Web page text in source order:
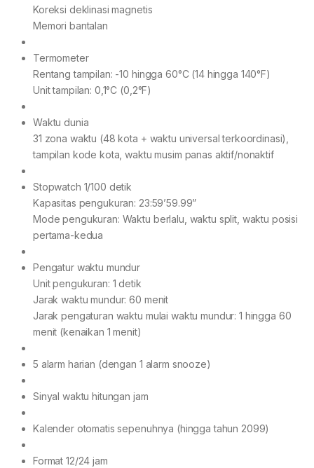
Koreksi deklinasi magnetis
Memori bantalan
Termometer
Rentang tampilan: -10 hingga 60°C (14 hingga 140°F)
Unit tampilan: 0,1°C (0,2°F)
Waktu dunia
31 zona waktu (48 kota + waktu universal terkoordinasi),
tampilan kode kota, waktu musim panas aktif/nonaktif
Stopwatch 1/100 detik
Kapasitas pengukuran: 23:59’59.99”
Mode pengukuran: Waktu berlalu, waktu split, waktu posisi
pertama-kedua
Pengatur waktu mundur
Unit pengukuran: 1 detik
Jarak waktu mundur: 60 menit
Jarak pengaturan waktu mulai waktu mundur: 1 hingga 60
menit (kenaikan 1 menit)
5 alarm harian (dengan 1 alarm snooze)
Sinyal waktu hitungan jam
Kalender otomatis sepenuhnya (hingga tahun 2099)
Format 12/24 jam